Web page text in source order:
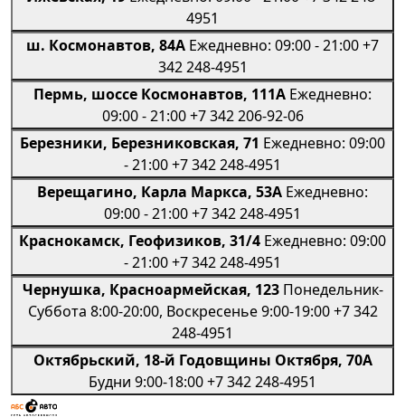
4951
ш. Космонавтов, 84А Ежедневно: 09:00 - 21:00+7
342 248-4951
Пермь, шоссе Космонавтов, 111А Ежедневно:
09:00 - 21:00+7 342 206-92-06
Березники, Березниковская, 71 Ежедневно: 09:00
- 21:00+7 342 248-4951
Верещагино, Карла Маркса, 53А Ежедневно:
09:00 - 21:00+7 342 248-4951
Краснокамск, Геофизиков, 31/4 Ежедневно: 09:00
- 21:00+7 342 248-4951
Чернушка, Красноармейская, 123Понедельник-
Суббота 8:00-20:00, Воскресенье 9:00-19:00+7 342
248-4951
Октябрьский, 18-й Годовщины Октября, 70А
Будни 9:00-18:00+7 342 248-4951